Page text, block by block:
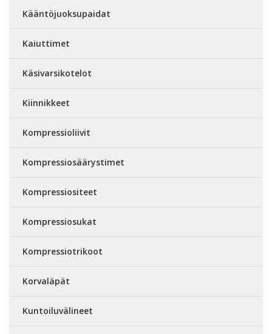
Kääntöjuoksupaidat
Kaiuttimet
Käsivarsikotelot
Kiinnikkeet
Kompressioliivit
Kompressiosäärystimet
Kompressiositeet
Kompressiosukat
Kompressiotrikoot
Korvaläpät
Kuntoiluvälineet